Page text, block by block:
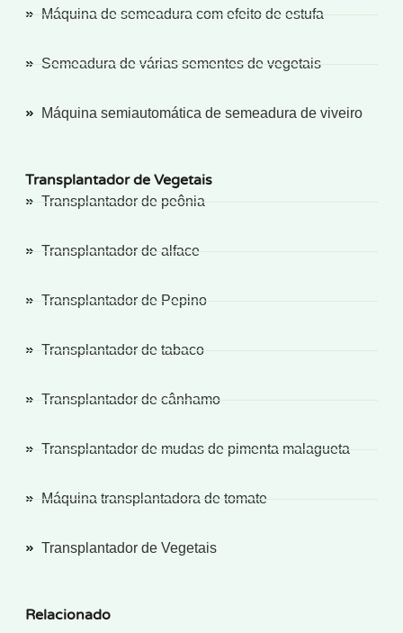
Máquina de semeadura com efeito de estufa
Semeadura de várias sementes de vegetais
Máquina semiautomática de semeadura de viveiro
Transplantador de Vegetais
Transplantador de peônia
Transplantador de alface
Transplantador de Pepino
Transplantador de tabaco
Transplantador de cânhamo
Transplantador de mudas de pimenta malagueta
Máquina transplantadora de tomate
Transplantador de Vegetais
Relacionado